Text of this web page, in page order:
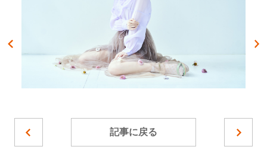
記事に戻る